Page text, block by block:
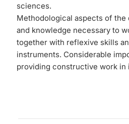
sciences.
Methodological aspects of
and knowledge necessary to
together with reflexive skills
instruments. Considerable
providing constructive work